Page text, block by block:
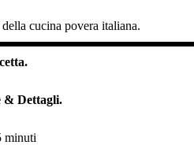
cucina povera italiana.
& Dettagli.
minuti